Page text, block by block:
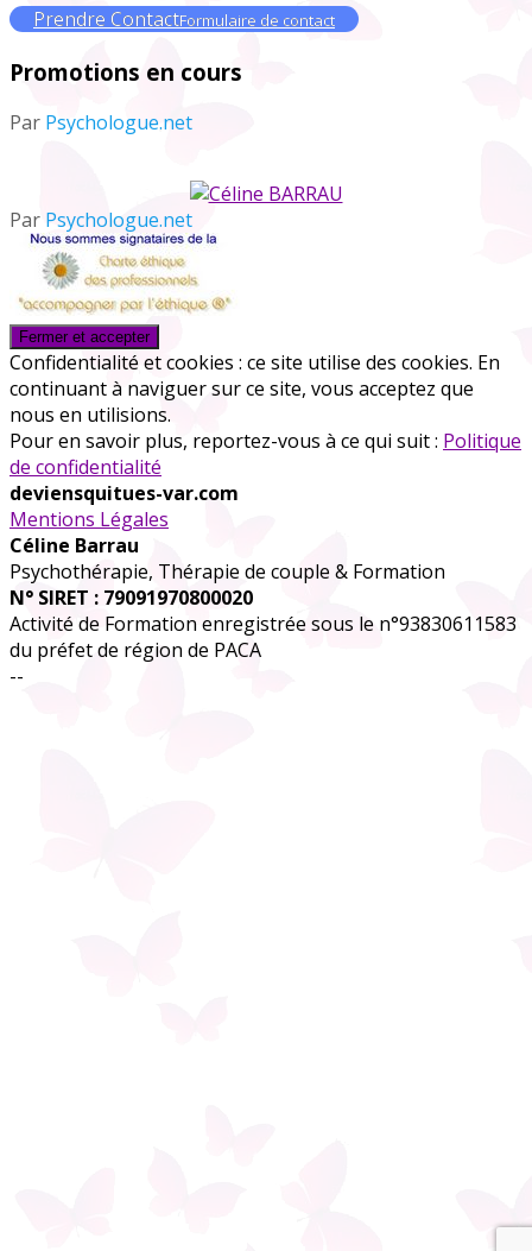
Prendre ContactFormulaire de contact
Promotions en cours
Par Psychologue.net
Par Psychologue.net
Confidentialité et cookies : ce site utilise des cookies. En
continuant à naviguer sur ce site, vous acceptez que
nous en utilisions.
Pour en savoir plus, reportez-vous à ce qui suit : Politique
de confidentialité
deviensquitues-var.com
Mentions Légales
Céline Barrau
Psychothérapie, Thérapie de couple & Formation
N° SIRET : 79091970800020
Activité de Formation enregistrée sous le n°93830611583
du préfet de région de PACA
--